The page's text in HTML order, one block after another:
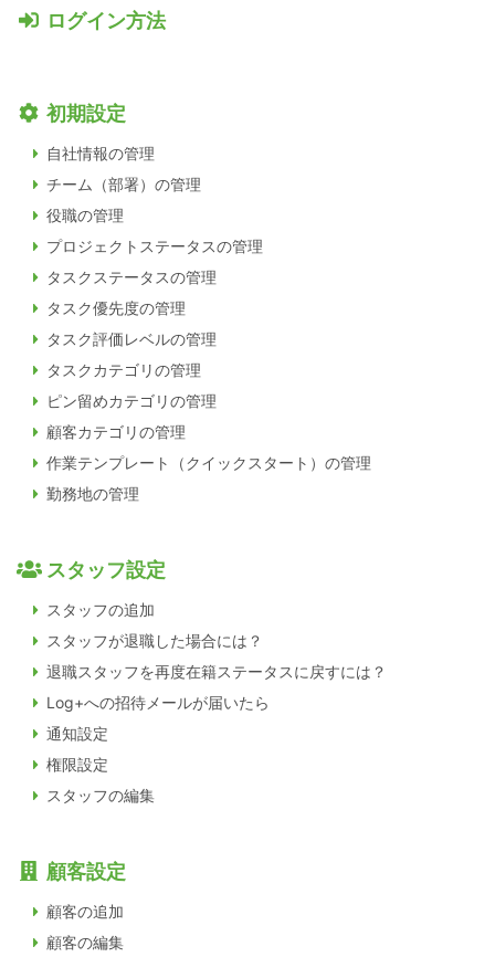
ログイン方法
初期設定
自社情報の管理
チーム（部署）の管理
役職の管理
プロジェクトステータスの管理
タスクステータスの管理
タスク優先度の管理
タスク評価レベルの管理
タスクカテゴリの管理
ピン留めカテゴリの管理
顧客カテゴリの管理
作業テンプレート（クイックスタート）の管理
勤務地の管理
スタッフ設定
スタッフの追加
スタッフが退職した場合には？
退職スタッフを再度在籍ステータスに戻すには？
Log+への招待メールが届いたら
通知設定
権限設定
スタッフの編集
顧客設定
顧客の追加
顧客の編集